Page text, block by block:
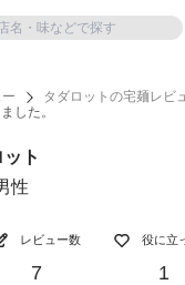
タダロットの宅麺レビ
した。
ト
性
レビュー数
7
役に立
1